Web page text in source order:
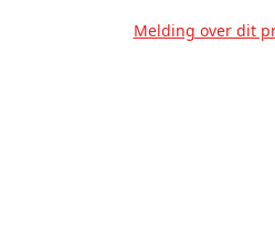
Melding over dit